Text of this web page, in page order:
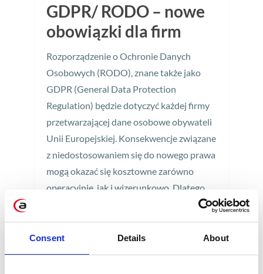
Consent Details About
GDPR/ RODO – nowe
obowiązki dla firm
Rozporządzenie o Ochronie Danych
Osobowych (RODO), znane także jako
GDPR (General Data Protection
Regulation) będzie dotyczyć każdej firmy
przetwarzającej dane osobowe obywateli
Unii Europejskiej. Konsekwencje związane
z niedostosowaniem się do nowego prawa
mogą okazać się kosztowne zarówno
operacyjnie, jak i wizerunkowo. Dlatego
rozpocząć przygotowania do wdrożenia
RODO już teraz.